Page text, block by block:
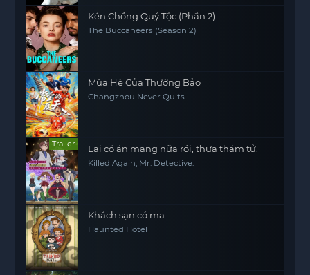
Kén Chồng Quý Tộc (Phần 2)
The Buccaneers (Season 2)
Mùa Hè Của Thường Bảo
Changzhou Never Quits
Trailer Lại có án mạng nữa rồi, thưa thám tử.
Killed Again, Mr. Detective.
Khách sạn có ma
Haunted Hotel